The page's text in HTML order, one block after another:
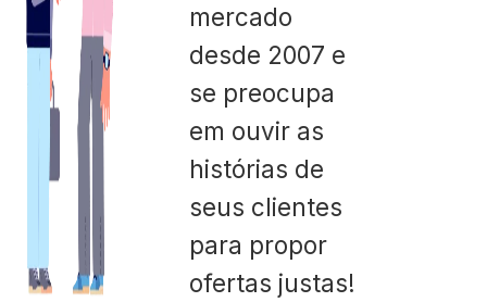
mercado
desde 2007 e
se preocupa
em ouvir as
histórias de
seus clientes
para propor
ofertas justas!